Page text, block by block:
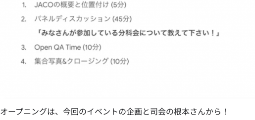
オープニングは、今回のイベントの企画と司会の根本さんから！